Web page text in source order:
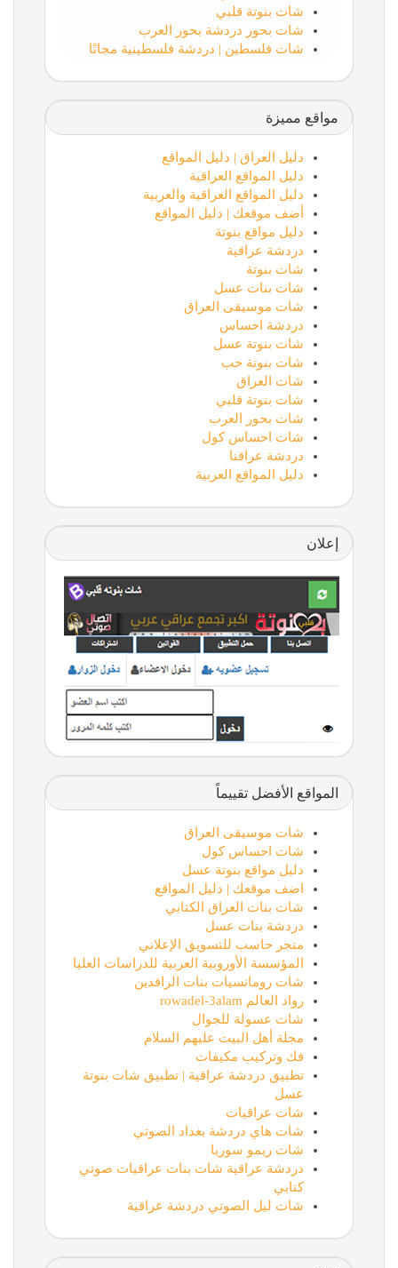
شات بنوتة قلبي
شات بحور دردشة بحور العرب
شات فلسطين | دردشة فلسطينية مجانًا
مواقع مميزة
دليل العراق | دليل المواقع
دليل المواقع العراقية
دليل المواقع العراقية والعربية
أضف موقعك | دليل المواقع
دليل مواقع بنوتة
دردشة عراقية
شات بنوتة
شات بنات عسل
شات موسيقى العراق
دردشة احساس
شات بنوتة عسل
شات بنوتة حب
شات العراق
شات بنوتة قلبي
شات بحور العرب
شات احساس كول
دردشة عراقنا
دليل المواقع العربية
إعلان
المواقع الأفضل تقييماً
شات موسيقى العراق
شات احساس كول
دليل مواقع بنوتة عسل
اضف موقعك | دليل المواقع
شات بنات العراق الكتابي
دردشة بنات عسل
متجر حاسب للتسويق الإعلاني
المؤسسة الأوروبية العربية للدراسات العليا
شات رومانسيات بنات الرافدين
رواد العالم rowadel-3alam
شات عسولة للجوال
مجلة أهل البيت عليهم السلام
فك وتركيب مكيفات
تطبيق دردشة عراقية | تطبيق شات بنوتة
عسل
شات عراقيات
شات هاي دردشة بغداد الصوتي
شات ريمو سوريا
دردشة عراقية شات بنات عراقيات صوتي
كتابي
شات ليل الصوتي دردشة عراقية